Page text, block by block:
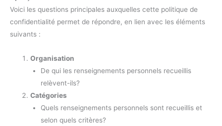
Voici les questions principales auxquelles cette politique de
confidentialité permet de répondre, en lien avec les éléments
suivants :
Organisation
De qui les renseignements personnels recueillis
relèvent-ils?
Catégories
Quels renseignements personnels sont recueillis et
selon quels critères?